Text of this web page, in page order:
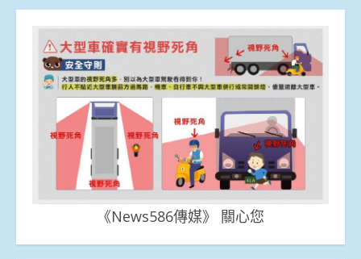
《News586傳媒》 關心您